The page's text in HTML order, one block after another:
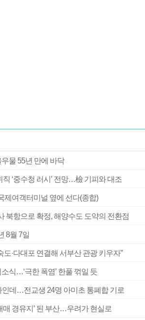
물 55년 만에 바닥
직 ‘중수청 러시’ 전망…檢 기피와 대조
제여객터미널 옆에 선다(종합)
북항으로 확정, 해양수도 도약의 전환점
8월 7일
도·다대포 연결해 서부산 관광 키우자”
식…‘극한 폭염’ 한풀 꺾일 듯
인데…전교생 24명 아미초 통폐합 기로
매 경유지’ 된 부산…우려가 현실로